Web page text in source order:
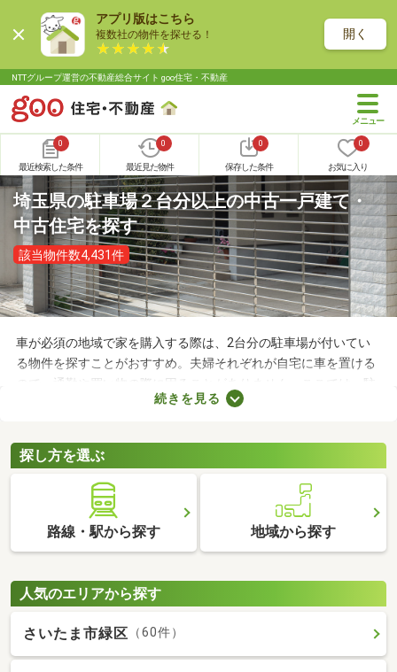
アプリ版はこちら
複数社の物件を探せる！ 開く
NTTグループ運営の不動産総合サイト goo住宅・不動産
0
最近検索した条件
0
最近見た物件
0
保存した条件
0
お気に入り
埼玉県の駐車場２台分以上の中古一戸建て・
中古住宅を探す
該当物件数4,431件
車が必須の地域で家を購入する際は、2台分の駐車場が付いてい
る物件を探すことがおすすめ。夫婦それぞれが自宅に車を置ける
ので、通勤や買い物の際に困ることがありません。ここでは、駐
車場2台分以上を備えている中古の一戸建てを紹介します。物件
トをチェックしましょう。
続きを見る
探し方を選ぶ
路線・駅から探す 地域から探す
人気のエリアから探す
さいたま市緑区 （60件）